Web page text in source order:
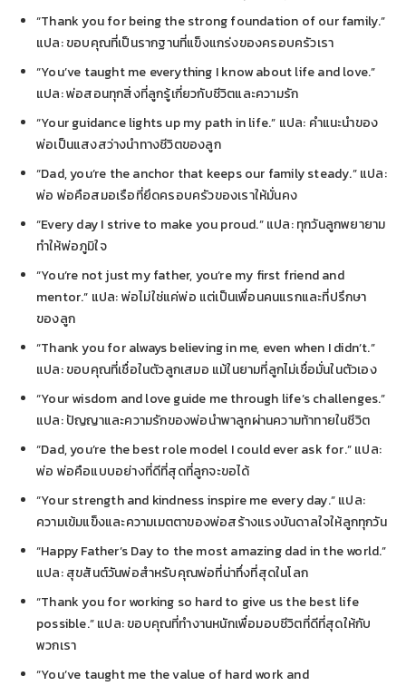
“Thank you for being the strong foundation of our family.”
แปล: ขอบคุณที่เป็นรากฐานที่แข็งแกร่งของครอบครัวเรา
“You’ve taught me everything I know about life and love.”
แปล: พ่อสอนทุกสิ่งที่ลูกรู้เกี่ยวกับชีวิตและความรัก
“Your guidance lights up my path in life.” แปล: คำแนะนำของ
พ่อเป็นแสงสว่างนำทางชีวิตของลูก
“Dad, you’re the anchor that keeps our family steady.” แปล:
พ่อ พ่อคือสมอเรือที่ยึดครอบครัวของเราให้มั่นคง
“Every day I strive to make you proud.” แปล: ทุกวันลูกพยายาม
ทำให้พ่อภูมิใจ
“You’re not just my father, you’re my first friend and
mentor.” แปล: พ่อไม่ใช่แค่พ่อ แต่เป็นเพื่อนคนแรกและที่ปรึกษา
ของลูก
“Thank you for always believing in me, even when I didn’t.”
แปล: ขอบคุณที่เชื่อในตัวลูกเสมอ แม้ในยามที่ลูกไม่เชื่อมั่นในตัวเอง
“Your wisdom and love guide me through life’s challenges.”
แปล: ปัญญาและความรักของพ่อนำพาลูกผ่านความท้าทายในชีวิต
“Dad, you’re the best role model I could ever ask for.” แปล:
พ่อ พ่อคือแบบอย่างที่ดีที่สุดที่ลูกจะขอได้
“Your strength and kindness inspire me every day.” แปล:
ความเข้มแข็งและความเมตตาของพ่อสร้างแรงบันดาลใจให้ลูกทุกวัน
“Happy Father’s Day to the most amazing dad in the world.”
แปล: สุขสันต์วันพ่อสำหรับคุณพ่อที่น่าทึ่งที่สุดในโลก
“Thank you for working so hard to give us the best life
possible.” แปล: ขอบคุณที่ทำงานหนักเพื่อมอบชีวิตที่ดีที่สุดให้กับ
พวกเรา
“You’ve taught me the value of hard work and